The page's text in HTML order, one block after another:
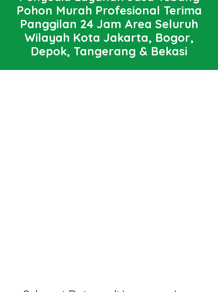
Pohon Murah Profesional Terima
Panggilan 24 Jam Area Seluruh
Wilayah Kota Jakarta, Bogor,
Depok, Tangerang & Bekasi